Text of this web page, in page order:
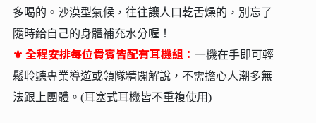
多喝的。沙漠型氣候，往往讓人口乾舌燥的，別忘了
隨時給自己的身體補充水分喔！
⚜ 全程安排每位貴賓皆配有耳機組： 一機在手即可輕
鬆聆聽專業導遊或領隊精闢解說，不需擔心人潮多無
法跟上團體。(耳塞式耳機皆不重複使用)